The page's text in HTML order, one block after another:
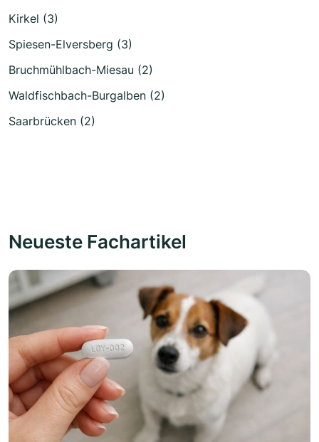
Kirkel (3)
Spiesen-Elversberg (3)
Bruchmühlbach-Miesau (2)
Waldfischbach-Burgalben (2)
Saarbrücken (2)
Neueste Fachartikel